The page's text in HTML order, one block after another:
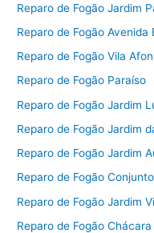
Reparo de Fogão Jardim
Reparo de Fogão Avenida
Reparo de Fogão Vila
Reparo de Fogão Paraíso
Reparo de Fogão Jardim
Reparo de Fogão Jardim
Reparo de Fogão Jardim
Reparo de Fogão
Reparo de Fogão Jardim
Reparo de Fogão Chácara